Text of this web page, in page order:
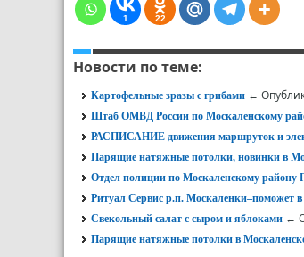
1 22
Новости по теме:
Картофельные зразы с грибами ←
Штаб ОМВД России по Москаленскому
РАСПИСАНИЕ движения маршруток и
Парящие натяжные потолки, новинки в
Отдел полиции по Москаленскому
Ритуал Сервис р.п. Москаленки‒поможет в
Свекольный салат с сыром и яблоками ←
Парящие натяжные потолки в